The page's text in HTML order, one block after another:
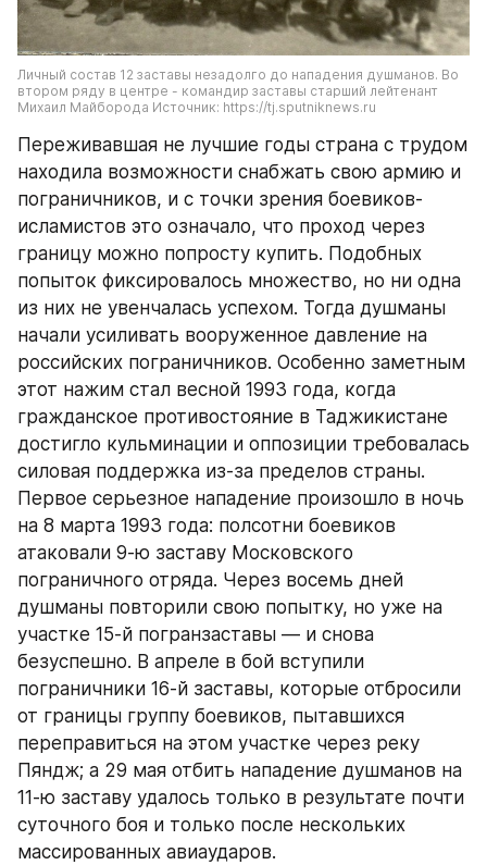
Личный состав 12 заставы незадолго до нападения душманов. Во
втором ряду в центре - командир заставы старший лейтенант
Михаил Майборода Источник: https://tj.sputniknews.ru
Переживавшая не лучшие годы страна с трудом
находила возможности снабжать свою армию и
пограничников, и с точки зрения боевиков-
исламистов это означало, что проход через
границу можно попросту купить. Подобных
попыток фиксировалось множество, но ни одна
из них не увенчалась успехом. Тогда душманы
начали усиливать вооруженное давление на
российских пограничников. Особенно заметным
этот нажим стал весной 1993 года, когда
гражданское противостояние в Таджикистане
достигло кульминации и оппозиции требовалась
силовая поддержка из-за пределов страны.
Первое серьезное нападение произошло в ночь
на 8 марта 1993 года: полсотни боевиков
атаковали 9-ю заставу Московского
пограничного отряда. Через восемь дней
душманы повторили свою попытку, но уже на
участке 15-й погранзаставы — и снова
безуспешно. В апреле в бой вступили
пограничники 16-й заставы, которые отбросили
от границы группу боевиков, пытавшихся
переправиться на этом участке через реку
Пяндж; а 29 мая отбить нападение душманов на
11-ю заставу удалось только в результате почти
суточного боя и только после нескольких
массированных авиаударов.